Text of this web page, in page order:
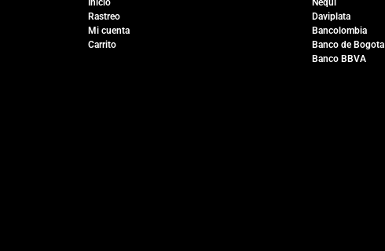
Inicio
Rastreo
Mi cuenta
Carrito
Nequi
Daviplata
Bancolombia
Banco de Bogota
Banco BBVA